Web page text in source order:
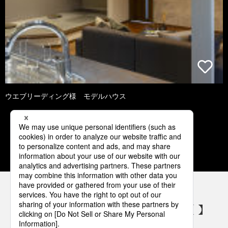
ウエブリーディング様 モデルハウス
1 2 3 4 5
パナソニックの電気設備 SNSアカウント